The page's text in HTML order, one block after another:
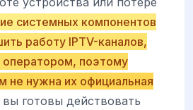
системных компонентов
работу IPTV-каналов,
поэтому
не нужна их официальная
вы готовы действовать